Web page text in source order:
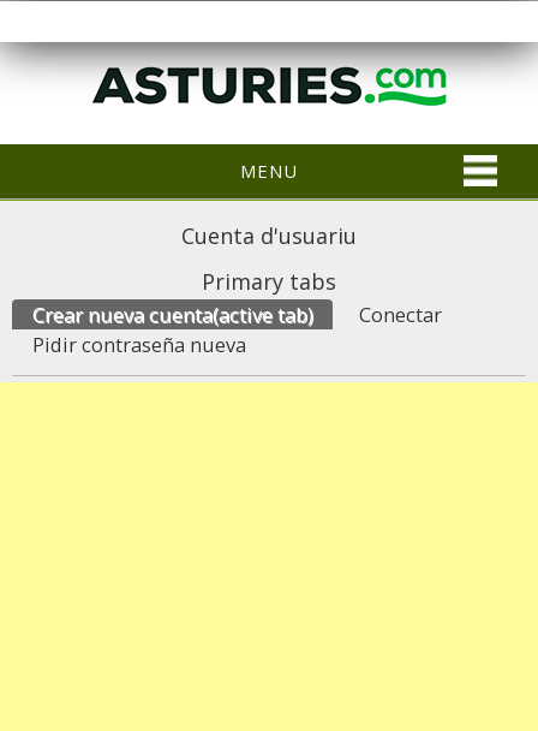
MENU
Cuenta d'usuariu
Primary tabs
Crear nueva cuenta(active tab)
Conectar
Pidir contraseña nueva